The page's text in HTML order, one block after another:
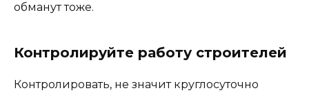
обманут тоже.
Контролируйте работу строителей
Контролировать, не значит круглосуточно